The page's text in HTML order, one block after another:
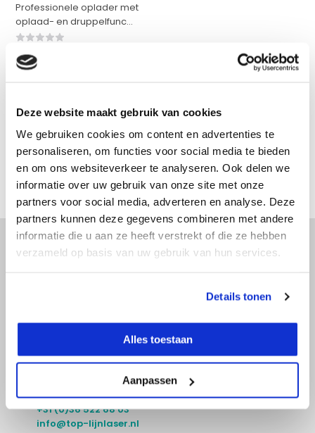
Deze website maakt gebruik van cookies
We gebruiken cookies om content en advertenties te
personaliseren, om functies voor social media te bieden
en om ons websiteverkeer te analyseren. Ook delen we
informatie over uw gebruik van onze site met onze
partners voor social media, adverteren en analyse. Deze
partners kunnen deze gegevens combineren met andere
informatie die u aan ze heeft verstrekt of die ze hebben
verzameld op basis van uw gebruik van hun services.
Details tonen
Alles toestaan
Aanpassen
Professionele oplader met
oplaad- en druppelfunc...
Vergelijk
Op voorraad
Bekijken
Doe onze online keuzehulp of bel direct
Doe onze online keuzehulp
+31 (0)36 522 68 03
info@top-lijnlaser.nl